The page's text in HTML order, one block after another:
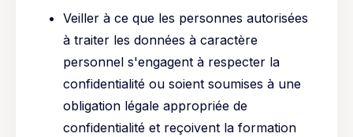
Veiller à ce que les personnes autorisées
à traiter les données à caractère
personnel s'engagent à respecter la
confidentialité ou soient soumises à une
obligation légale appropriée de
confidentialité et reçoivent la formation